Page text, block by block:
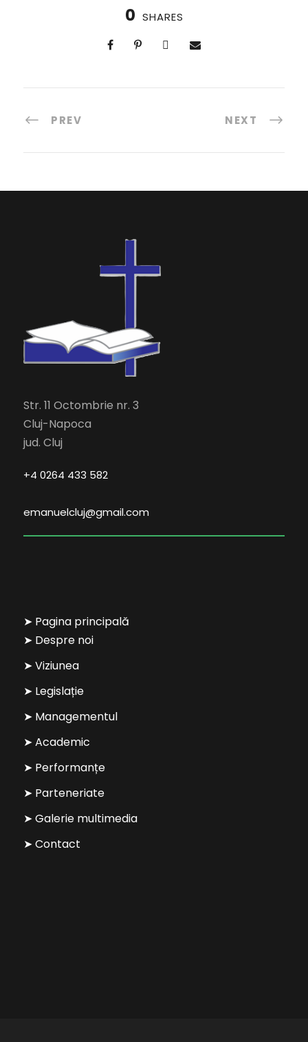
0 SHARES
PREV NEXT
Str. 11 Octombrie nr. 3
Cluj-Napoca
jud. Cluj
+4 0264 433 582
emanuelcluj@gmail.com
➤ Pagina principală
➤ Despre noi
➤ Viziunea
➤ Legislație
➤ Managementul
➤ Academic
➤ Performanțe
➤ Parteneriate
➤ Galerie multimedia
➤ Contact